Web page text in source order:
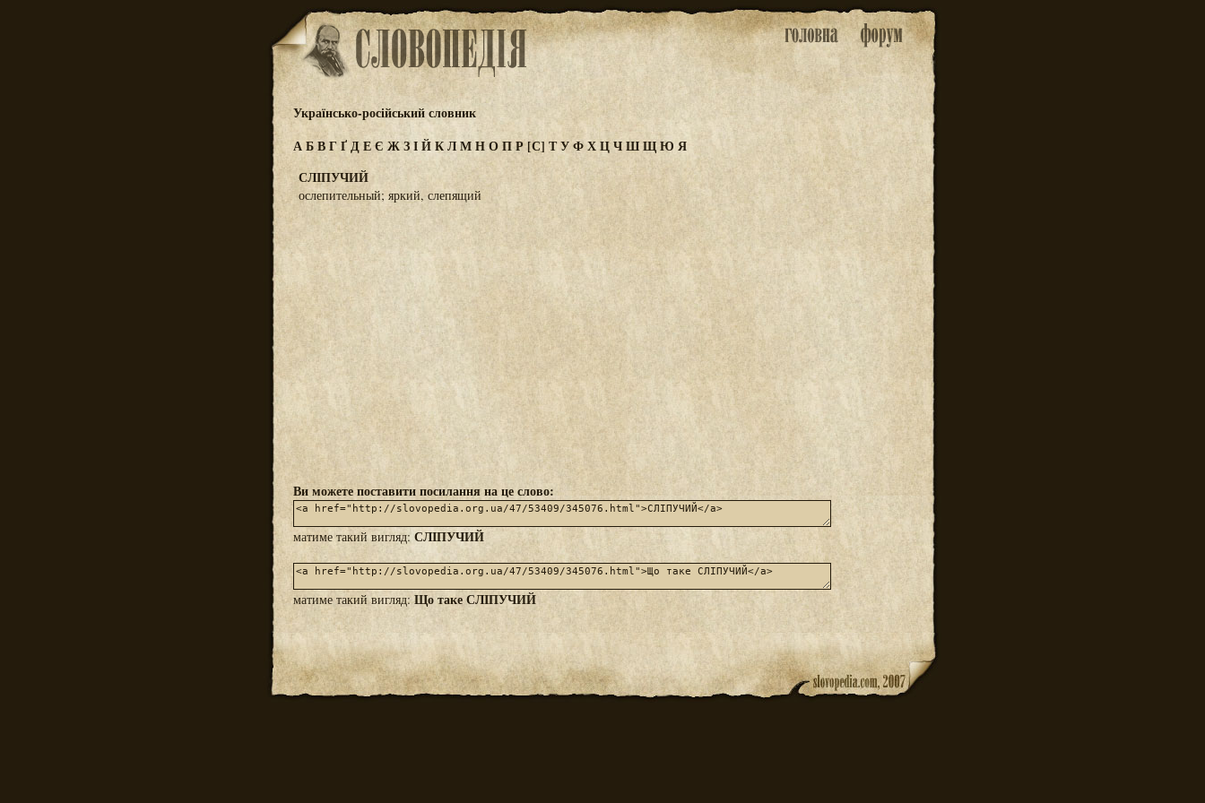
Українсько-російський словник
АБВГҐДЕЄ ЖЗІЙКЛМНОПР[С] ТУФХЦЧШЩЮ Я
СЛІПУЧИЙ
ослепительный; яркий, слепящий
Ви можете поставити посилання на це слово:
матиме такий вигляд: СЛІПУЧИЙ
матиме такий вигляд:Що таке СЛІПУЧИЙ